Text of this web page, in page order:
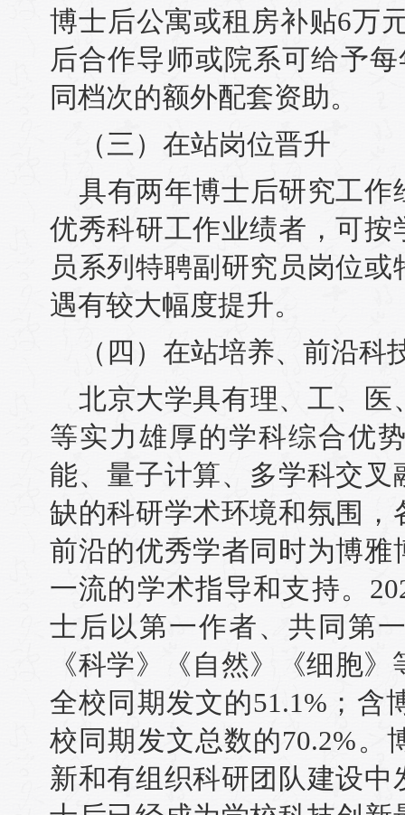
博士后公寓或租房补贴6万
后合作导师或院系可给予
同档次的额外配套资助。
（三）在站岗位晋升
具有两年博士后研究工
优秀科研工作业绩者，可
员系列特聘副研究员岗位
遇有较大幅度提升。
（四）在站培养、前沿
北京大学具有理、工、
等实力雄厚的学科综合优
能、量子计算、多学科交
缺的科研学术环境和氛围
前沿的优秀学者同时为博
一流的学术指导和支持。
士后以第一作者、共同第
《科学》《自然》《细胞
全校同期发文的51.1%；含
校同期发文总数的70.2%。
新和有组织科研团队建设